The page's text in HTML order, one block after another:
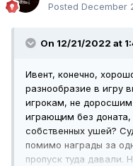
Posted December
On 12/21/2022 at
Ивент, конечно,
разнообразие в игру
игрокам, не
играющим без доната,
собственных ушей?
помимо награды за
пропуск туда давали.